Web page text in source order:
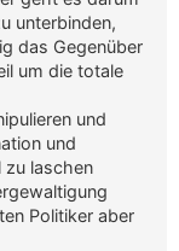
unterbinden,
das Gegenüber
um die totale
und
und
zu laschen
Politiker aber